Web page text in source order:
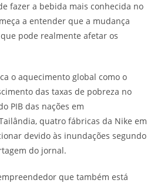
fazer a bebida mais conhecida no
a entender que a mudança
pode realmente afetar os
o aquecimento global como o
das taxas de pobreza no
PIB das nações em
quatro fábricas da Nike em
devido às inundações segundo
do jornal.
que também está